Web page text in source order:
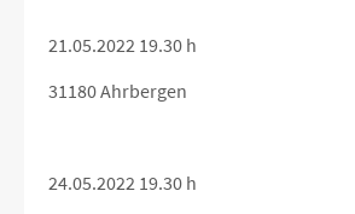
21.05.2022 19.30 h
31180 Ahrbergen
24.05.2022 19.30 h